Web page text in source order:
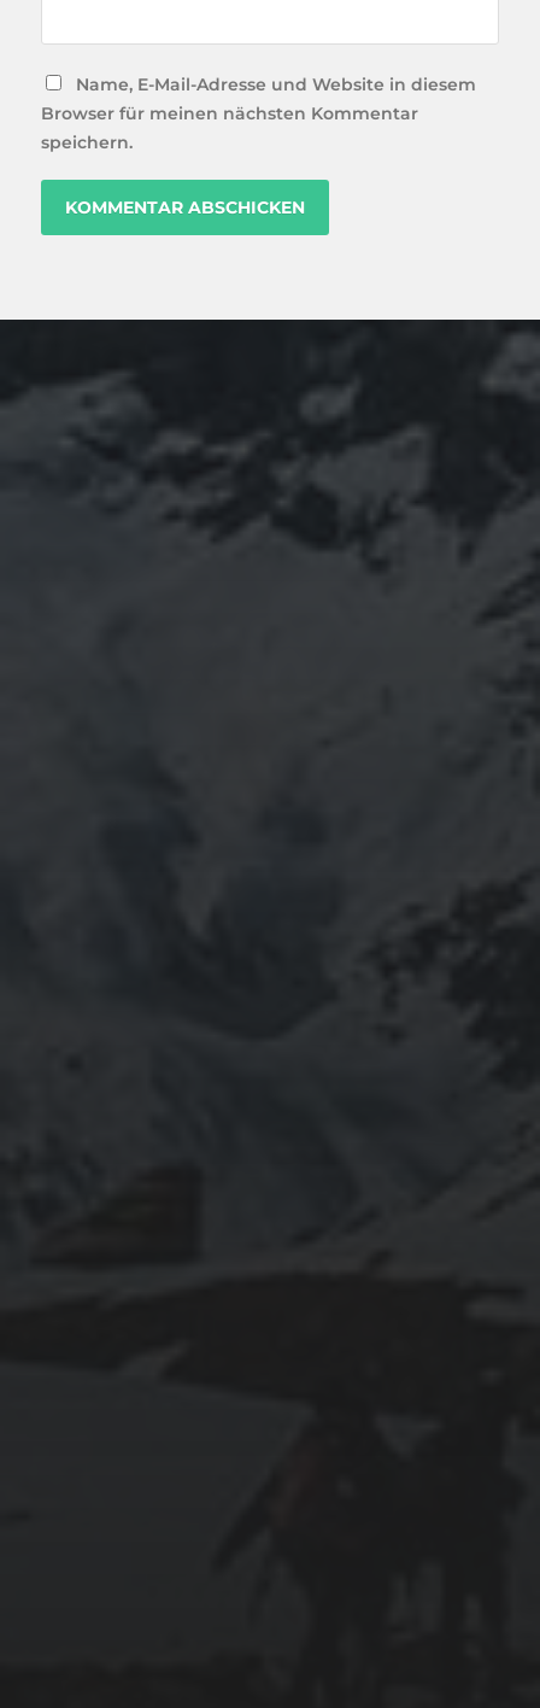
Name, E-Mail-Adresse und Website in diesem
Browser für meinen nächsten Kommentar
speichern.